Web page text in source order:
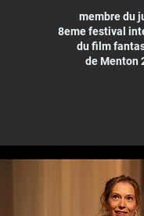
membre du
8eme festival
du film
de Menton